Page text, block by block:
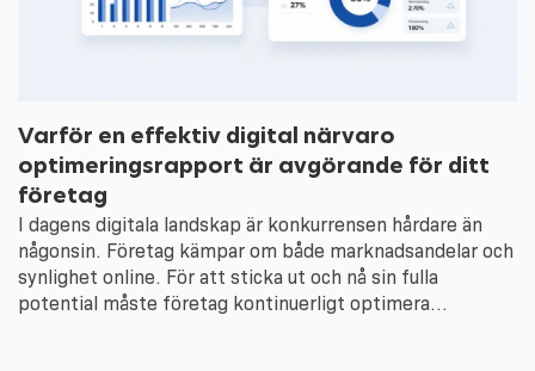
Varför en effektiv digital närvaro
optimeringsrapport är avgörande för ditt
företag
I dagens digitala landskap är konkurrensen hårdare än
någonsin. Företag kämpar om både marknadsandelar och
synlighet online. För att sticka ut och nå sin fulla
potential måste företag kontinuerligt optimera…